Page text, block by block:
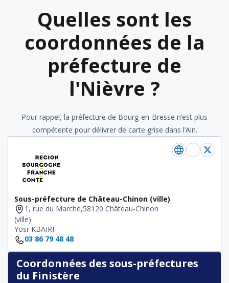
Quelles sont les
coordonnées de la
préfecture de
l'Nièvre ?
Pour rappel, la préfecture de Bourg-en-Bresse n’est plus
compétente pour délivrer de carte grise dans l’Ain.
Sous-préfecture de Château-Chinon (ville)
1, rue du Marché,58120 Château-Chinon
(ville)
Yosr KBAIRI
03 86 79 48 48
Coordonnées des sous-préfectures
du Finistère